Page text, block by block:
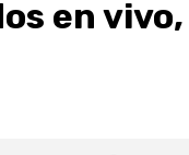
en